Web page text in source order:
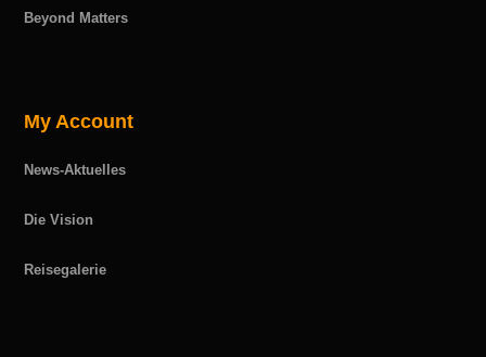
Beyond Matters
My Account
News-Aktuelles
Die Vision
Reisegalerie